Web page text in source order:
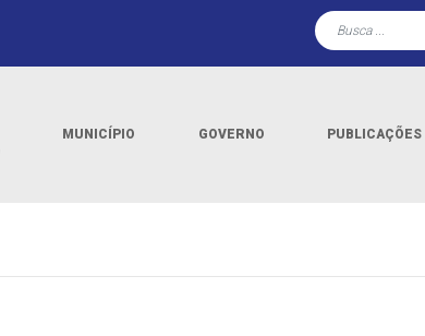
MUNICÍPIO GOVERNO PUBLICAÇÕES